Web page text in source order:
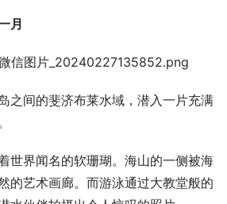
月
之间的斐济布莱水域，潜入一片充满
世界闻名的软珊瑚。海山的一侧被海
的艺术画廊。而游泳通过大教堂般的